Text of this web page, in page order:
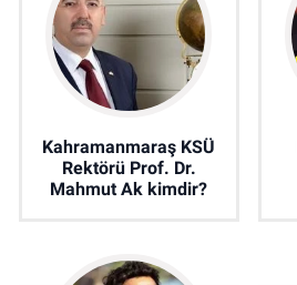
Kahramanmaraş KSÜ
Rektörü Prof. Dr.
Mahmut Ak kimdir?